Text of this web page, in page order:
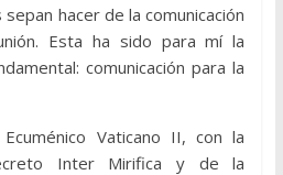
hacer de la comunicación
Esta ha sido para mí la
comunicación para la
Vaticano II, con la
Inter Mirifica y de la